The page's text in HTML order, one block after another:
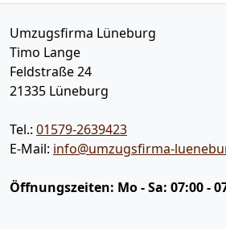
Umzugsfirma Lüneburg
Timo Lange
Feldstraße 24
21335 Lüneburg
Tel.: 01579-2639423
E-Mail: info@umzugsfirma-
Öffnungszeiten: Mo - Sa: 07:00 -